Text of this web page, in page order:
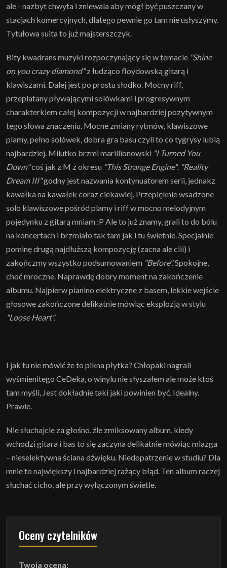
ale - nazbyt chwyta i zniewala aby mógł być puszczany w
stacjach komercyjnych, dlatego pewnie go tam nie usłyszymy.
Tytułowa suita to już majsterszczyk.
Bity kwadrans muzyki rozpoczynający się w temacie "Shine
on you crazy diamond"z łudząco floydowską gitarą i
klawiszami. Dalej jest po prostu słodko. Mocny riff,
przeplatany pływającymi solówkami i progresywnym
charakterkiem całej kompozycji w najbardziej pozytywnym
tego słowa znaczeniu. Mocne zmiany rytmów, klawiszowe
plamy, pełno solówek, dobra gra basu czyli to co tygrysy lubią
najbardziej. Milutko brzmi marillionowski "I Turned You
Down"coś jak z M z okresu "This Strange Engine". "Reality
Dream III"godny jest nazwania kontynuatorem serii, jednakz
kawałka na kawałek coraz ciekawiej. Przepięknie wsadzone
solo klawiszowe pośród plamy i riff w mocno melodyjnym
pojedynku z gitarą mniam :P Ale to już znamy, grali to do bólu
na koncertach i brzmiało tak tam jak i tu świetnie. Specjalnie
pominę drugą najdłuższą kompozycję (zacna ale ciii) i
zakończmy wszystko podsumowaniem "Before".Spokojne,
choć mroczne. Naprawdę dobry moment na zakończenie
albumu. Najpierw pianino elektryczne z basem, lekkie wejście
głosowe zakończone delikatnie mówiąc eksplozją w stylu
"Loose Heart".
I jak tu nie mówić że to pikna płytka? Chłopaki nagrali
wyśmienitego CeDeka, o winylu nie słyszałem ale może ktoś
tam myśli, Jest dokładnie taki jaki powinien być. Idealny.
Prawie.
Nie słuchajcie za głośno, źle zmiksowany album, kiedy
wchodzi gitara i bas to się zaczyna delikatnie mówiąc miazga
– nieselektywna ściana dźwięku. Niedopatrzenie w studiu? Dla
mnie to największy i najbardziej rażący błąd. Ten album raczej
słuchać cicho, ale przy wyłączonym świetle.
Oceny czytelników
Twoja ocena: